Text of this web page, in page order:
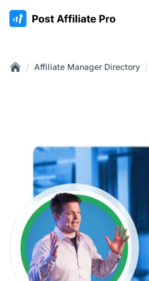
:site.title
/ Affiliate Manager Directory /